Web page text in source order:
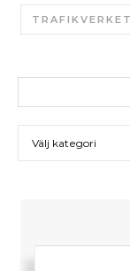
TRAFIKVERKET